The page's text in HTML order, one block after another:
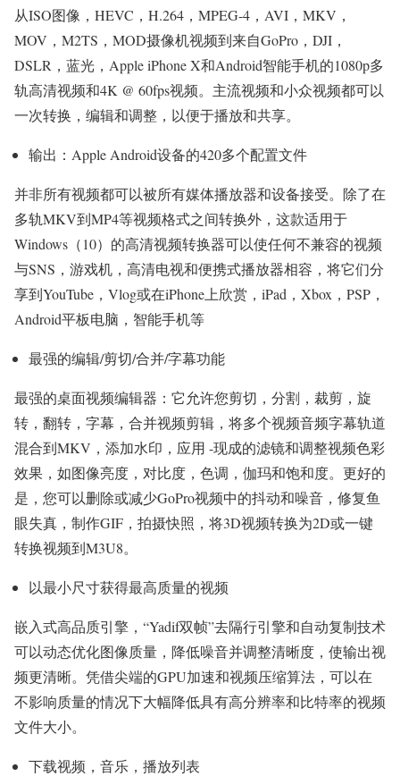
从ISO图像，HEVC，H.264，MPEG-4，AVI，MKV，
MOV，M2TS，MOD摄像机视频到来自GoPro，DJI，
DSLR，蓝光，Apple iPhone X和Android智能手机的1080p多
轨高清视频和4K @ 60fps视频。主流视频和小众视频都可以
一次转换，编辑和调整，以便于播放和共享。
输出：Apple Android设备的420多个配置文件
并非所有视频都可以被所有媒体播放器和设备接受。除了在
多轨MKV到MP4等视频格式之间转换外，这款适用于
Windows（10）的高清视频转换器可以使任何不兼容的视频
与SNS，游戏机，高清电视和便携式播放器相容，将它们分
享到YouTube，Vlog或在iPhone上欣赏，iPad，Xbox，PSP，
Android平板电脑，智能手机等
最强的编辑/剪切/合并/字幕功能
最强的桌面视频编辑器：它允许您剪切，分割，裁剪，旋
转，翻转，字幕，合并视频剪辑，将多个视频音频字幕轨道
混合到MKV，添加水印，应用 -现成的滤镜和调整视频色彩
效果，如图像亮度，对比度，色调，伽玛和饱和度。更好的
是，您可以删除或减少GoPro视频中的抖动和噪音，修复鱼
眼失真，制作GIF，拍摄快照，将3D视频转换为2D或一键
转换视频到M3U8。
以最小尺寸获得最高质量的视频
嵌入式高品质引擎，“Yadif双帧”去隔行引擎和自动复制技术
可以动态优化图像质量，降低噪音并调整清晰度，使输出视
频更清晰。凭借尖端的GPU加速和视频压缩算法，可以在
不影响质量的情况下大幅降低具有高分辨率和比特率的视频
文件大小。
下载视频，音乐，播放列表